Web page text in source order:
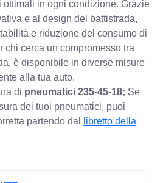
in ogni condizione. Grazie
e al design del battistrada,
e riduzione del consumo di
chi cerca un compromesso tra
è disponibile in diverse misure
alla tua auto.
di pneumatici235-45-18; Se
dei tuoi pneumatici, puoi
partendo dal
libretto della